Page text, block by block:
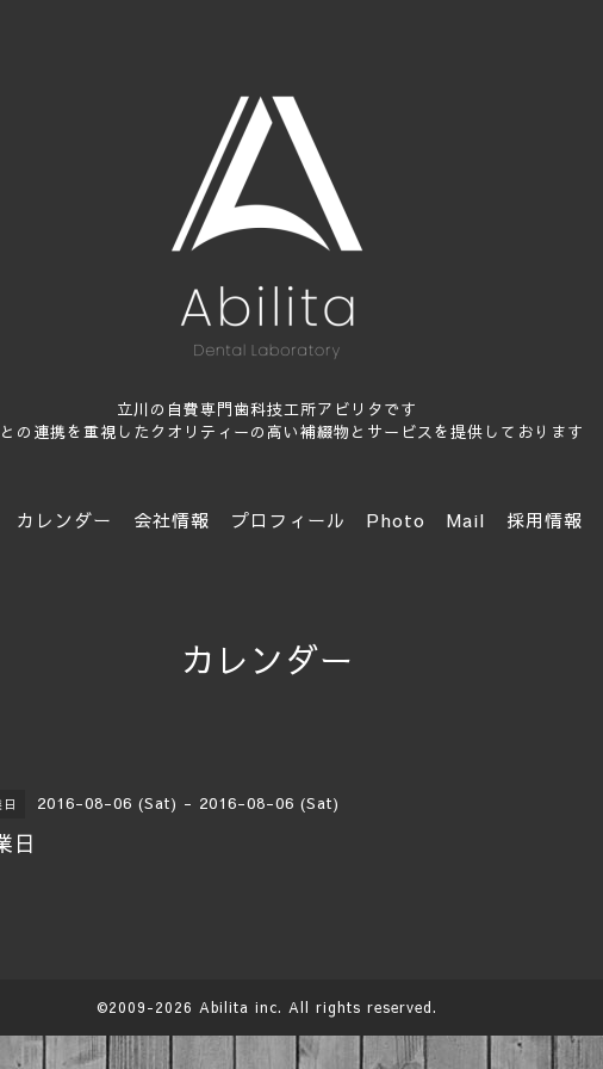
立川の自費専門歯科技工所アビリタです
の連携を重視したクオリティーの高い補綴物とサービスを提供しております
カレンダー 会社情報 プロフィール Photo Mail 採用情報
カレンダー
2016-08-06 (Sat) - 2016-08-06 (Sat)
日
©2009-2026 Abilita inc. All rights reserved.